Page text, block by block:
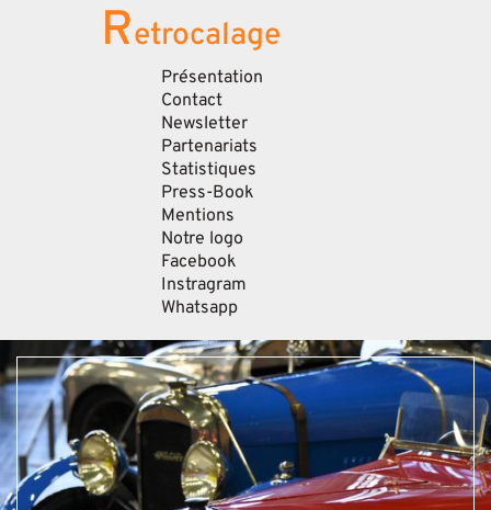
Retrocalage
Présentation
Contact
Newsletter
Partenariats
Statistiques
Press-Book
Mentions
Notre logo
Facebook
Instragram
Whatsapp